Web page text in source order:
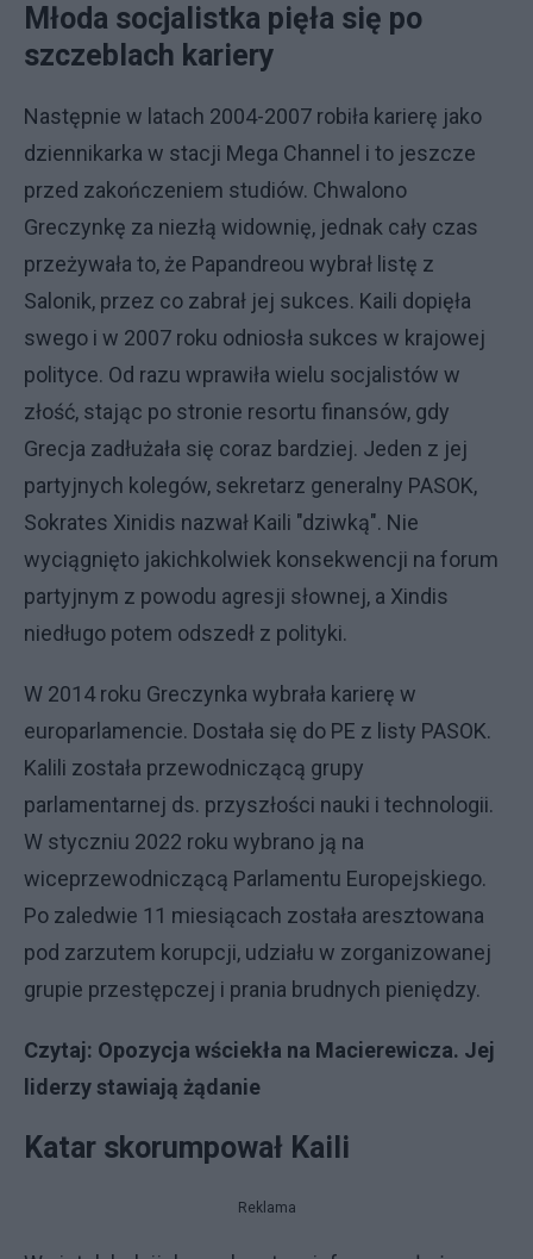
Młoda socjalistka pięła się po
szczeblach kariery
Następnie w latach 2004-2007 robiła karierę jako
dziennikarka w stacji Mega Channel i to jeszcze
przed zakończeniem studiów. Chwalono
Greczynkę za niezłą widownię, jednak cały czas
przeżywała to, że Papandreou wybrał listę z
Salonik, przez co zabrał jej sukces. Kaili dopięła
swego i w 2007 roku odniosła sukces w krajowej
polityce. Od razu wprawiła wielu socjalistów w
złość, stając po stronie resortu finansów, gdy
Grecja zadłużała się coraz bardziej. Jeden z jej
partyjnych kolegów, sekretarz generalny PASOK,
Sokrates Xinidis nazwał Kaili "dziwką". Nie
wyciągnięto jakichkolwiek konsekwencji na forum
partyjnym z powodu agresji słownej, a Xindis
niedługo potem odszedł z polityki.
W 2014 roku Greczynka wybrała karierę w
europarlamencie. Dostała się do PE z listy PASOK.
Kalili została przewodniczącą grupy
parlamentarnej ds. przyszłości nauki i technologii.
W styczniu 2022 roku wybrano ją na
wiceprzewodniczącą Parlamentu Europejskiego.
Po zaledwie 11 miesiącach została aresztowana
pod zarzutem korupcji, udziału w zorganizowanej
grupie przestępczej i prania brudnych pieniędzy.
Czytaj: Opozycja wściekła na Macierewicza. Jej
liderzy stawiają żądanie
Katar skorumpował Kaili
Reklama